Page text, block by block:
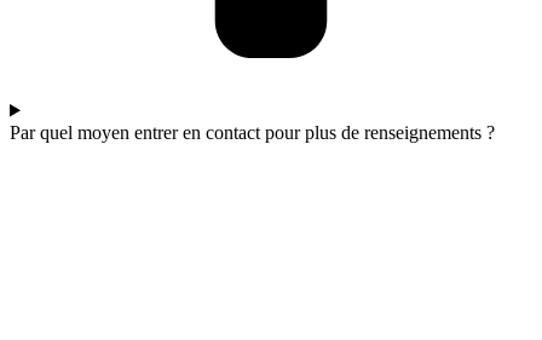
Par quel moyen entrer en contact pour plus de renseignements ?